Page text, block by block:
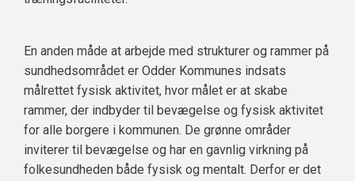
En anden måde at arbejde med strukturer og rammer på
sundhedsområdet er Odder Kommunes indsats
målrettet fysisk aktivitet, hvor målet er at skabe
rammer, der indbyder til bevægelse og fysisk aktivitet
for alle borgere i kommunen. De grønne områder
inviterer til bevægelse og har en gavnlig virkning på
folkesundheden både fysisk og mentalt. Derfor er det